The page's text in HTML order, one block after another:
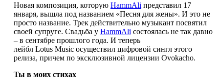
Новая композиция, которую HammAli представил 17
января, вышла под названием «Песня для жены». И это не
просто название. Трек действительно музыкант посвятил
своей супруге. Свадьба у HammAli состоялась не так давно
– в сентябре прошлого года. И теперь
лейбл Lotus Music осуществил цифровой сингл этого
релиза, причем по эксклюзивной лицензии Ovokacho.
Ты в моих стихах